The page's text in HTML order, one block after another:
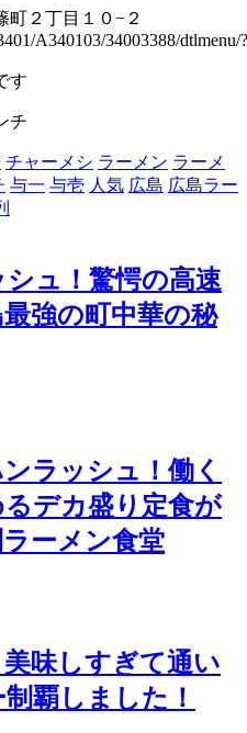
町２丁目１０−２
A340103/34003388/dtlmenu/?
す
チ
チャーメシ ラーメン ラーメ
与一 与壱 人気 広島 広島ラー
ュ！驚愕の高速
強の町中華の秘
ラッシュ！働く
デカ盛り定食が
ーメン食堂
美味しすぎて通い
覇しました！